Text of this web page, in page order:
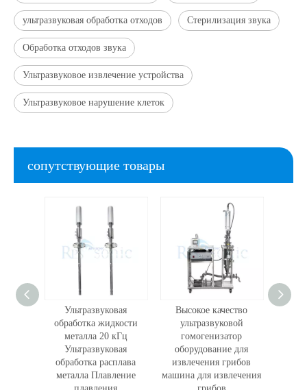
ультразвуковая обработка отходов Стерилизация звука
Обработка отходов звука
Ультразвуковое извлечение устройства
Ультразвуковое нарушение клеток
сопутствующие товары
Ультразвуковая
обработка жидкости
металла 20 кГц
Ультразвуковая
обработка расплава
металла Плавление
Высокое качество
ультразвуковой
гомогенизатор
оборудование для
извлечения грибов
машина для извлечения